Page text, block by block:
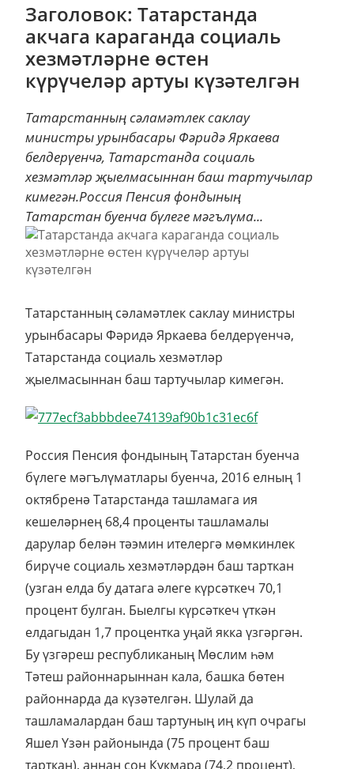
Заголовок: Татарстанда
акчага караганда социаль
хезмәтләрне өстен
күрүчеләр артуы күзәтелгән
Татарстанның сәламәтлек саклау
министры урынбасары Фәридә Яркаева
белдерүенчә, Татарстанда социаль
хезмәтләр җыелмасыннан баш тартучылар
кимегән.Россия Пенсия фондының
Татарстан буенча бүлеге мәгълүма...
Татарстанның сәламәтлек саклау министры
урынбасары Фәридә Яркаева белдерүенчә,
Татарстанда социаль хезмәтләр
җыелмасыннан баш тартучылар кимегән.
Россия Пенсия фондының Татарстан буенча
бүлеге мәгълүматлары буенча, 2016 елның 1
октябренә Татарстанда ташламага ия
кешеләрнең 68,4 проценты ташламалы
дарулар белән тәэмин ителергә мөмкинлек
бирүче социаль хезмәтләрдән баш тарткан
(узган елда бу датага әлеге күрсәткеч 70,1
процент булган. Быелгы күрсәткеч үткән
елдагыдан 1,7 процентка уңай якка үзгәргән.
Бу үзгәреш республиканың Мөслим һәм
Тәтеш районнарыннан кала, башка бөтен
районнарда да күзәтелгән. Шулай да
ташламалардан баш тартуның иң күп очрагы
Яшел Үзән районында (75 процент баш
тарткан), аннан соң Кукмара (74,2 процент),